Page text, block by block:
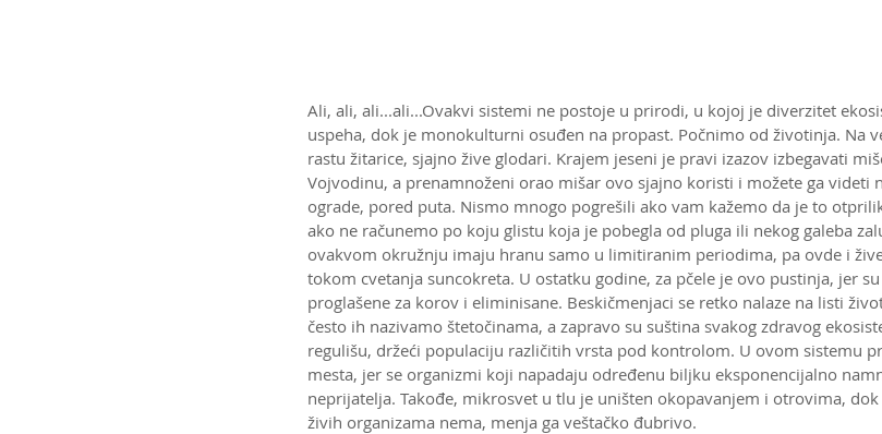
Ali, ali, ali...ali...Ovakvi sistemi ne postoje u prirodi, u kojoj je diverzitet
uspeha, dok je monokulturni osuđen na propast. Počnimo od životinja. Na
rastu žitarice, sjajno žive glodari. Krajem jeseni je pravi izazov izbegavati
Vojvodinu, a prenamnoženi orao mišar ovo sjajno koristi i možete ga videti
ograde, pored puta. Nismo mnogo pogrešili ako vam kažemo da je to
ako ne računemo po koju glistu koja je pobegla od pluga ili nekog galeba
ovakvom okružnju imaju hranu samo u limitiranim periodima, pa ovde i
tokom cvetanja suncokreta. U ostatku godine, za pčele je ovo pustinja, jer
proglašene za korov i eliminisane. Beskičmenjaci se retko nalaze na listi
često ih nazivamo štetočinama, a zapravo su suština svakog zdravog
regulišu, držeći populaciju različitih vrsta pod kontrolom. U ovom sistemu
mesta, jer se organizmi koji napadaju određenu biljku eksponencijalno
neprijatelja. Takođe, mikrosvet u tlu je uništen okopavanjem i otrovima,
živih organizama nema, menja ga veštačko đubrivo.